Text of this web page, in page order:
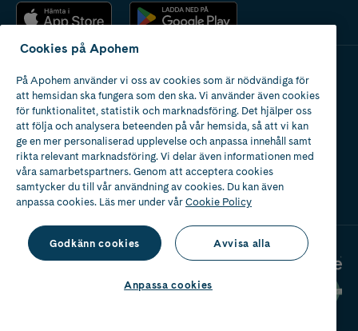
Apotek med tillstånd
av Läkemedelsverket
Cookies på Apohem
På Apohem använder vi oss av cookies som är nödvändiga för
att hemsidan ska fungera som den ska. Vi använder även cookies
för funktionalitet, statistik och marknadsföring. Det hjälper oss
att följa och analysera beteenden på vår hemsida, så att vi kan
ge en mer personaliserad upplevelse och anpassa innehåll samt
rikta relevant marknadsföring. Vi delar även informationen med
våra samarbetspartners. Genom att acceptera cookies
samtycker du till vår användning av cookies. Du kan även
anpassa cookies. Läs mer under vårCookie Policy
Godkänn cookies Avvisa alla
Anpassa cookies